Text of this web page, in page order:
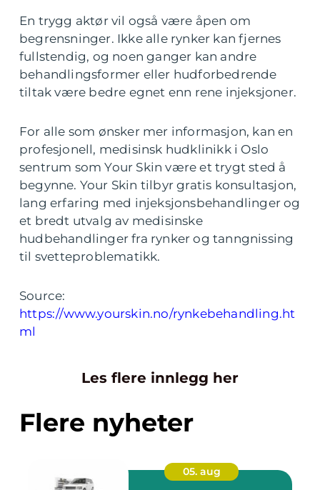
En trygg aktør vil også være åpen om
begrensninger. Ikke alle rynker kan fjernes
fullstendig, og noen ganger kan andre
behandlingsformer eller hudforbedrende
tiltak være bedre egnet enn rene injeksjoner.
For alle som ønsker mer informasjon, kan en
profesjonell, medisinsk hudklinikk i Oslo
sentrum som Your Skin være et trygt sted å
begynne. Your Skin tilbyr gratis konsultasjon,
lang erfaring med injeksjonsbehandlinger og
et bredt utvalg av medisinske
hudbehandlinger fra rynker og tanngnissing
til svetteproblematikk.
Source:
https://www.yourskin.no/rynkebehandling.ht
ml
Les flere innlegg her
Flere nyheter
05. aug